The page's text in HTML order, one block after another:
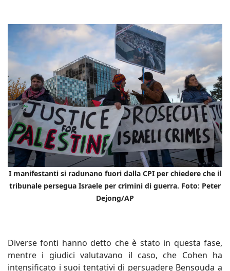
I manifestanti si radunano fuori dalla CPI per chiedere che il
tribunale persegua Israele per crimini di guerra. Foto: Peter
Dejong/AP
Diverse fonti hanno detto che è stato in questa fase,
mentre i giudici valutavano il caso, che Cohen ha
intensificato i suoi tentativi di persuadere Bensouda a